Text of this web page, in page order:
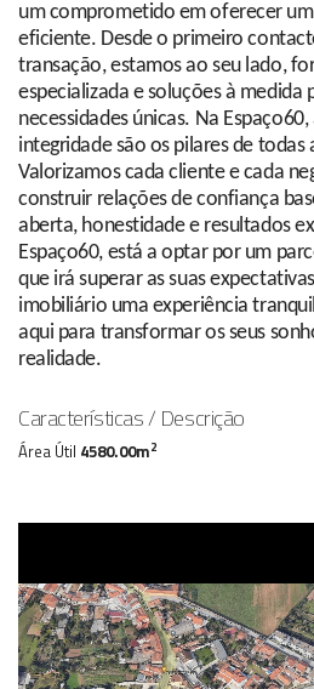
um comprometido em oferecer
eficiente. Desde o primeiro
transação, estamos ao seu lado,
especializada e soluções à medida
necessidades únicas. Na
integridade são os pilares de todas
Valorizamos cada cliente e cada
construir relações de confiança
aberta, honestidade e resultados
Espaço60, está a optar por um
que irá superar as suas
imobiliário uma experiência
aqui para transformar os seus
realidade.
Características / Descrição
Área Útil 4580.00m2